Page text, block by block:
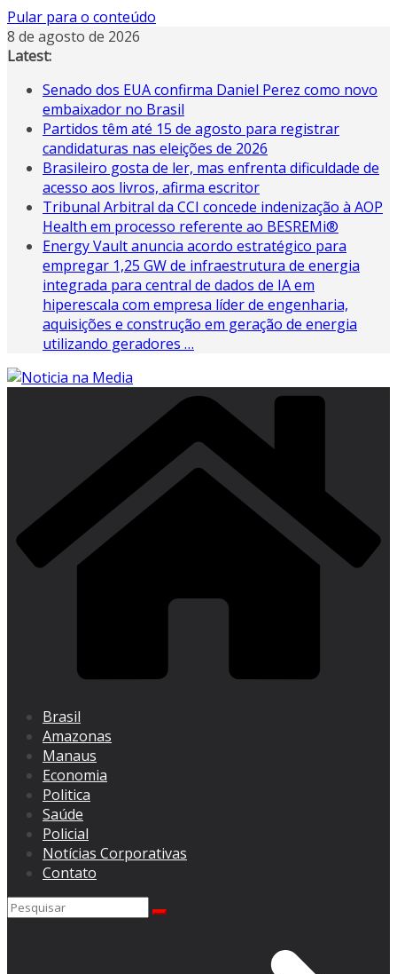
Pular para o conteúdo
8 de agosto de 2026
Latest:
Senado dos EUA confirma Daniel Perez como novo
embaixador no Brasil
Partidos têm até 15 de agosto para registrar
candidaturas nas eleições de 2026
Brasileiro gosta de ler, mas enfrenta dificuldade de
acesso aos livros, afirma escritor
Tribunal Arbitral da CCI concede indenização à AOP
Health em processo referente ao BESREMi®
Energy Vault anuncia acordo estratégico para
empregar 1,25 GW de infraestrutura de energia
integrada para central de dados de IA em
hiperescala com empresa líder de engenharia,
aquisições e construção em geração de energia
utilizando geradores …
Brasil
Amazonas
Manaus
Economia
Politica
Saúde
Policial
Notícias Corporativas
Contato